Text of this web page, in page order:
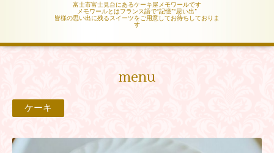
富士市富士見台にあるケーキ屋メモワールです
メモワールとはフランス語で“記憶”“思い出”
皆様の思い出に残るスイーツをご用意してお待ちしておりま
す
menu
ケーキ